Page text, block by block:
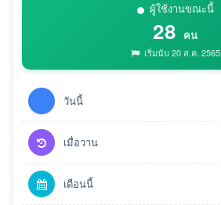
ผู้ใช้งานขณะนี้
28 คน
เริ่มนับ 20 ส.ค. 2565
วันนี้
เมื่อวาน
เดือนนี้